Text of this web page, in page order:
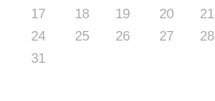
17
18 19 20 21
24
25 26 27 28
31